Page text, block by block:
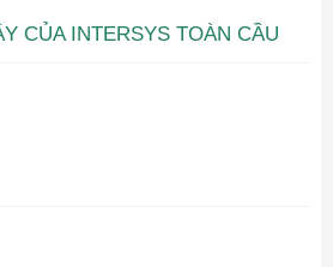
CỦA INTERSYS TOÀN CẦU